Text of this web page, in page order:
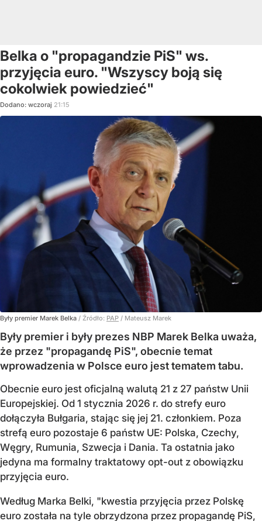
Belka o "propagandzie PiS" ws.
przyjęcia euro. "Wszyscy boją się
cokolwiek powiedzieć"
Dodano: wczoraj 21:15
Były premier Marek Belka / Źródło: PAP / Mateusz Marek
Były premier i były prezes NBP Marek Belka uważa,
że przez "propagandę PiS", obecnie temat
wprowadzenia w Polsce euro jest tematem tabu.
Obecnie euro jest oficjalną walutą 21 z 27 państw Unii
Europejskiej. Od 1 stycznia 2026 r. do strefy euro
dołączyła Bułgaria, stając się jej 21. członkiem. Poza
strefą euro pozostaje 6 państw UE: Polska, Czechy,
Węgry, Rumunia, Szwecja i Dania. Ta ostatnia jako
jedyna ma formalny traktatowy opt-out z obowiązku
przyjęcia euro.
Według Marka Belki, "kwestia przyjęcia przez Polskę
euro została na tyle obrzydzona przez propagandę PiS,